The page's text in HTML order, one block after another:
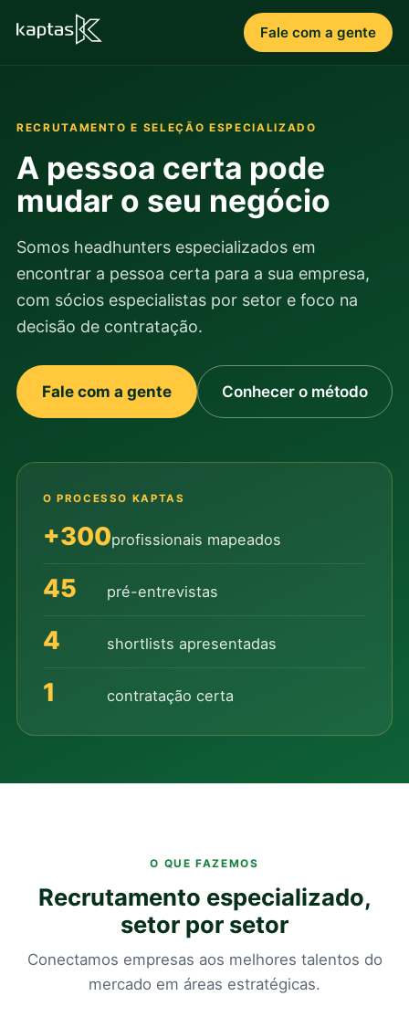
Fale com a gente
RECRUTAMENTO E SELEÇÃO ESPECIALIZADO
A pessoa certa pode
mudar o seu negócio
Somos headhunters especializados em
encontrar a pessoa certa para a sua empresa,
com sócios especialistas por setor e foco na
decisão de contratação.
Fale com a gente Conhecer o método
O PROCESSO KAPTAS
+300profissionais mapeados
45 pré-entrevistas
4 shortlists apresentadas
1 contratação certa
O QUE FAZEMOS
Recrutamento especializado,
setor por setor
Conectamos empresas aos melhores talentos do
mercado em áreas estratégicas.